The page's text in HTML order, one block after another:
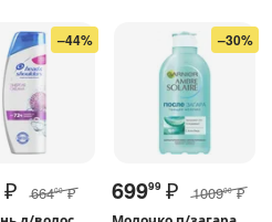
–44%
₽ 66400 ₽
–30%
69999 ₽ 100900 ₽